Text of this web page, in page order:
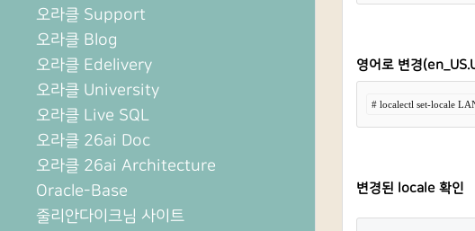
오라클 Support
오라클 Blog
오라클 Edelivery
오라클 University
오라클 Live SQL
오라클 26ai Doc
오라클 26ai Architecture
Oracle-Base
줄리안다이크님 사이트
영어로 변경
# localectl set-locale
변경된 locale 확인